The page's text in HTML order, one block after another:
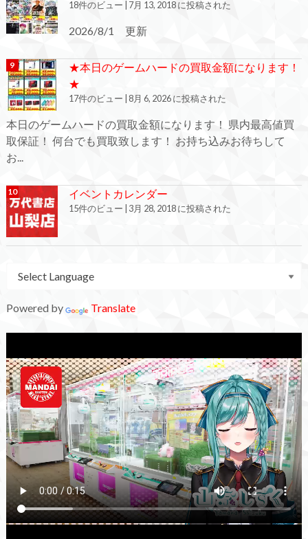
18件のビュー 7月 13, 2018 に投稿された
2026/8/1 更新
★本日のゲームハードの買取金額になります！
★
17件のビュー 8月 6, 2026 に投稿された
本日のゲームハードの買取金額になります！ 県内最高値買
取保証！ 何台でも買取致します！ お持ち込みお待ちして
お...
イベントカレンダー
15件のビュー 3月 28, 2018 に投稿された
Powered by Translate